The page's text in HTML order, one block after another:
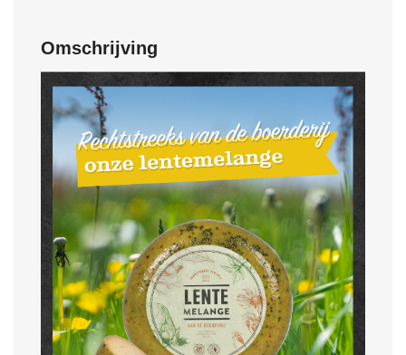
Omschrijving